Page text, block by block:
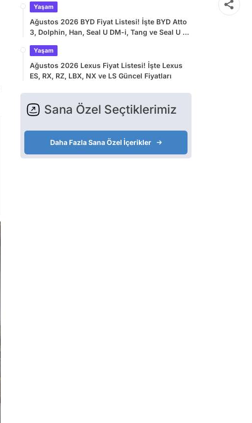
Yaşam
Ağustos 2026 BYD Fiyat Listesi! İşte BYD Atto
3, Dolphin, Han, Seal U DM-i, Tang ve Seal U EV
Yaşam
Ağustos 2026 Lexus Fiyat Listesi! İşte Lexus
ES, RX, RZ, LBX, NX ve LS Güncel Fiyatları
Sana Özel Seçtiklerimiz
Daha Fazla Sana Özel İçerikler